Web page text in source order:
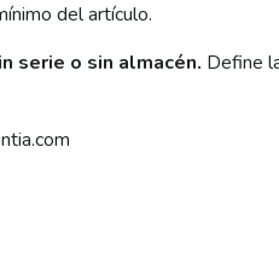
del artículo.
serie o sin almacén. Define